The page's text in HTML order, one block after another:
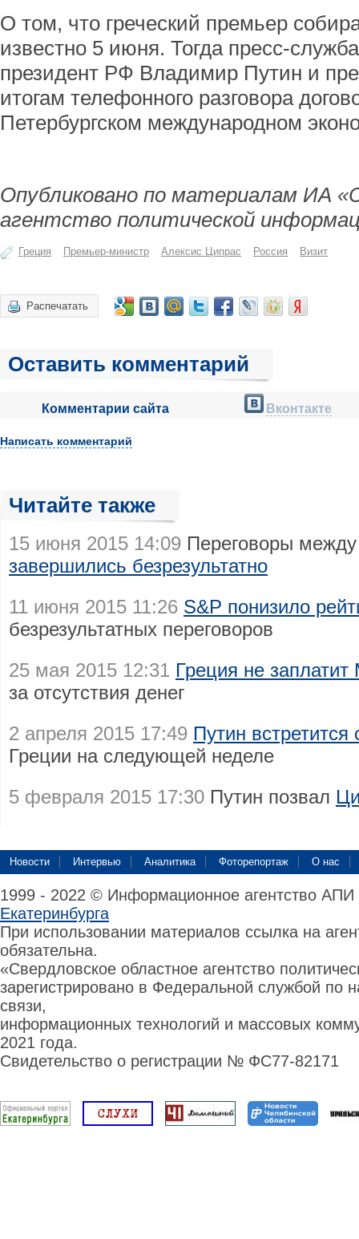
О том, что греческий премьер
известно 5 июня. Тогда пресс-
президент РФ Владимир Путин и
итогам телефонного разговора
Петербургском международном
Опубликовано по материалам ИА
агентство политической
Греция Премьер-министр Алексис Ципрас Россия Визит
Распечатать
Оставить комментарий
Комментарии сайта Вконтакте
Написать комментарий
Читайте также
15 июня 2015 14:09 Переговоры
завершились безрезультатно
11 июня 2015 11:26 S&P понизило
безрезультатных переговоров
25 мая 2015 12:31 Греция не
за отсутствия денег
2 апреля 2015 17:49 Путин
Греции на следующей неделе
5 февраля 2015 17:30 Путин позвал
Новости Интервью Аналитика Фоторепортаж О нас
1999 - 2022 © Информационное агентство
Екатеринбурга
При использовании материалов ссылка на
обязательна.
«Свердловское областное агентство
зарегистрировано в Федеральной службой по
связи,
информационных технологий и массовых
2021 года.
Свидетельство о регистрации № ФС77-82171